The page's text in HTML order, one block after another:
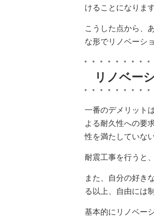
けることになります
こうした点から、
な形でリノベーシ
リノベー
一番のデメリット
よる耐久性への要
性を満たしていな
耐震工事を行うと
また、自分の好き
る以上、自由には
基本的にリノベー